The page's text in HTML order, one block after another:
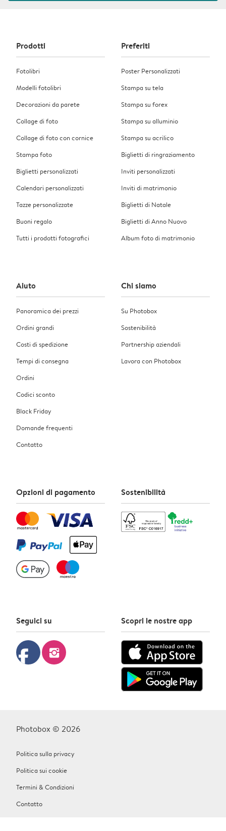
Prodotti
Fotolibri
Modelli fotolibri
Decorazioni da parete
Collage di foto
Collage di foto con cornice
Stampa foto
Biglietti personalizzati
Calendari personalizzati
Tazze personalizzate
Buoni regalo
Tutti i prodotti fotografici
Preferiti
Poster Personalizzati
Stampa su tela
Stampa su forex
Stampa su alluminio
Stampa su acrilico
Biglietti di ringraziamento
Inviti personalizzati
Inviti di matrimonio
Biglietti di Natale
Biglietti di Anno Nuovo
Album foto di matrimonio
Aiuto
Panoramica dei prezzi
Ordini grandi
Costi di spedizione
Tempi di consegna
Ordini
Codici sconto
Black Friday
Domande frequenti
Contatto
Chi siamo
Su Photobox
Sostenibilità
Partnership aziendali
Lavora con Photobox
Opzioni di pagamento Sostenibilità
Seguici su
facebook instagram
Scopri le nostre app
Photobox © 2026
Politica sulla privacy
Politica sui cookie
Termini & Condizioni
Contatto